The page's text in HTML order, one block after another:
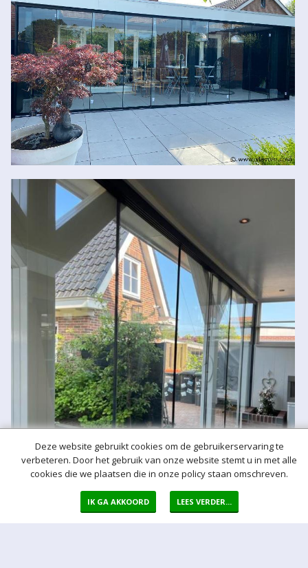
Deze website gebruikt cookies om de gebruikerservaring te
verbeteren. Door het gebruik van onze website stemt u in met alle
cookies die we plaatsen die in onze policy staan omschreven.
IK GA AKKOORD LEES VERDER...